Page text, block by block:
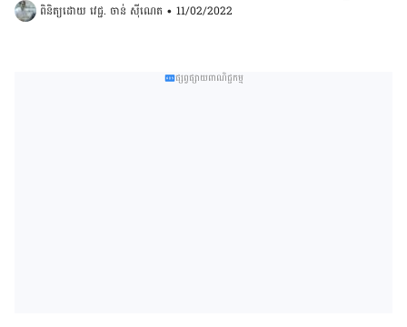
ពិនិត្យដោយ វេជ្ជ. ចាន់ ស៊ីណេត • 11/02/2022
ផ្សព្វផ្សាយពាណិជ្ជកម្ម